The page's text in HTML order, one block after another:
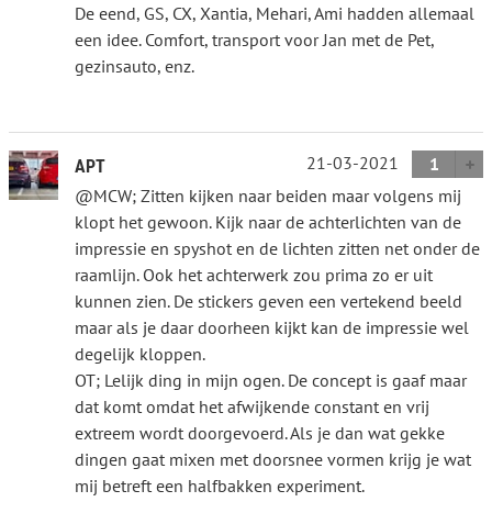
De eend, GS, CX, Xantia, Mehari, Ami hadden allemaal
een idee. Comfort, transport voor Jan met de Pet,
gezinsauto, enz.
APT 21-03-2021
1
@MCW; Zitten kijken naar beiden maar volgens mij
klopt het gewoon. Kijk naar de achterlichten van de
impressie en spyshot en de lichten zitten net onder de
raamlijn. Ook het achterwerk zou prima zo er uit
kunnen zien. De stickers geven een vertekend beeld
maar als je daar doorheen kijkt kan de impressie wel
degelijk kloppen.
OT; Lelijk ding in mijn ogen. De concept is gaaf maar
dat komt omdat het afwijkende constant en vrij
extreem wordt doorgevoerd. Als je dan wat gekke
dingen gaat mixen met doorsnee vormen krijg je wat
mij betreft een halfbakken experiment.